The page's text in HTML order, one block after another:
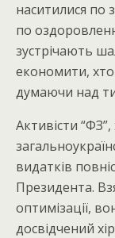
наситилися по
по
зустрічають
економити,
думаючи над
Активісти
видатків
Президента.
оптимізації,
досвідчений